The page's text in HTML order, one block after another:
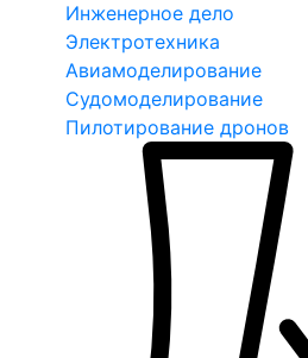
Инженерное дело
Электротехника
Авиамоделирование
Судомоделирование
Пилотирование дронов